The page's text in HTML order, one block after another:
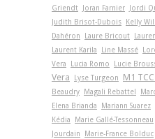
Griendt
Joran Farnier Jordi
Judith Brisot-Dubois
Kelly
Dahéron
Laure Bricout
Laurent Karila
Line Massé
Vera
Lucia Romo Lucie
Vera
Lyse Turgeon M1
Beaudry
Magali Rebattel
Elena Brianda
Mariann Suarez
Kédia
Marie Gallé-Tessonneau
Jourdain
Marie-France Bolduc